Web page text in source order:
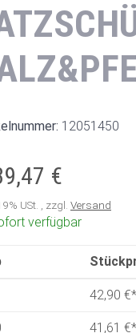
12051450
€
USt. , zzgl. Versand
verfügbar
42,90 €*
41,61 €*